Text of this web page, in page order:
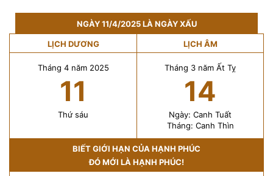
NGÀY 11/4/2025 LÀ NGÀY XẤU
LỊCH DƯƠNG LỊCH ÂM
Tháng 4 năm 2025
11
Thứ sáu
Tháng 3 năm Ất Tỵ
14
Ngày: Canh Tuất
Tháng: Canh Thìn
BIẾT GIỚI HẠN CỦA HẠNH PHÚC
ĐÓ MỚI LÀ HẠNH PHÚC!